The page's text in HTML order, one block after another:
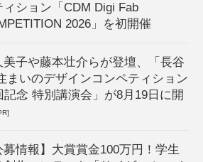
ィション「CDM Digi Fab
2026」を初開催
美子や藤本壮介らが登壇、「長谷
まいのデザインコンペティション
記念 特別講演会」が8月19日に開
募情報】大賞賞金100万円！学生